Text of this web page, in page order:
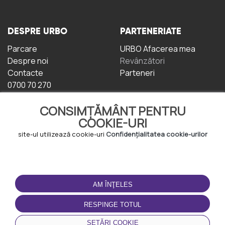
CONSIMȚĂMÂNT PENTRU
COOKIE-URI
site-ul utilizează cookie-uri Confidențialitatea cookie-urilor
AM ÎNŢELES
RESPINGE TOTUL
SETĂRI COOKIE
DESPRE URBO
Parcare
Despre noi
Contacte
0700 70 270
PARTENERIATE
URBO Afacerea mea
Revânzători
Parteneri
TERMENI DE UTILIZARE
Termeni și condiții
Politica de
Confidențialitate
Politica de cookie-uri
DESCĂRCAȚI
APLICAȚIA